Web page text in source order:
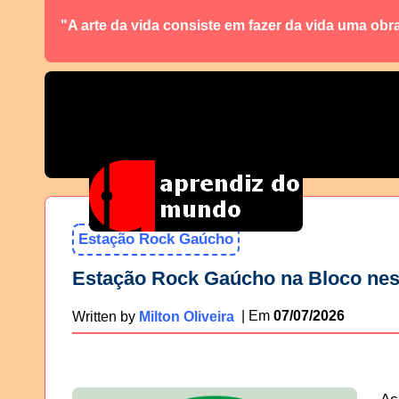
"A arte da vida consiste em fazer da vida uma
Estação Rock Gaúcho
Estação Rock Gaúcho na Bloco
Written by Milton Oliveira 07/07/2026